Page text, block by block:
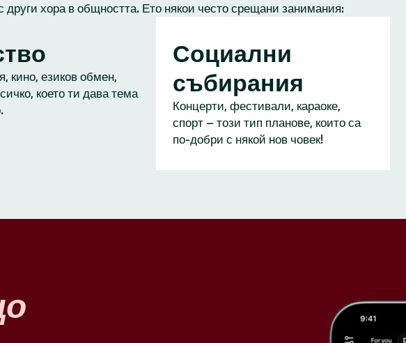
хора в общността. Ето някои често срещани занимания:
кино, езиков обмен,
което ти дава тема
Социални
събирания
Концерти, фестивали, караоке,
спорт – този тип планове, които са
по-добри с някой нов човек!